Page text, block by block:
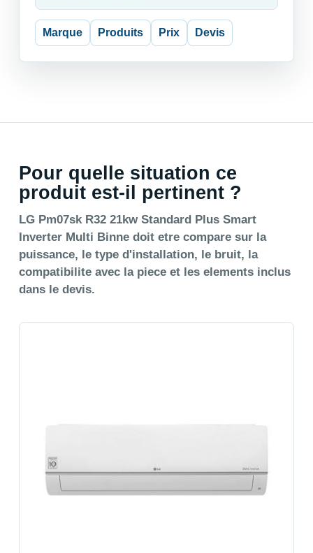
Marque Produits Prix Devis
Pour quelle situation ce
produit est-il pertinent ?
LG Pm07sk R32 21kw Standard Plus Smart
Inverter Multi Binne doit etre compare sur la
puissance, le type d'installation, le bruit, la
compatibilite avec la piece et les elements inclus
dans le devis.